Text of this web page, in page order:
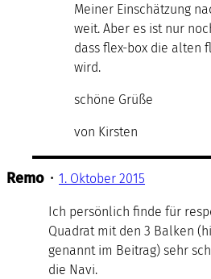
Meiner Einschätzung
weit. Aber es ist nur
dass flex-box die alten
wird.
schöne Grüße
von Kirsten
Remo • 1. Oktober 2015
Ich persönlich finde für
Quadrat mit den 3 Balken
genannt im Beitrag) sehr
die Navi.